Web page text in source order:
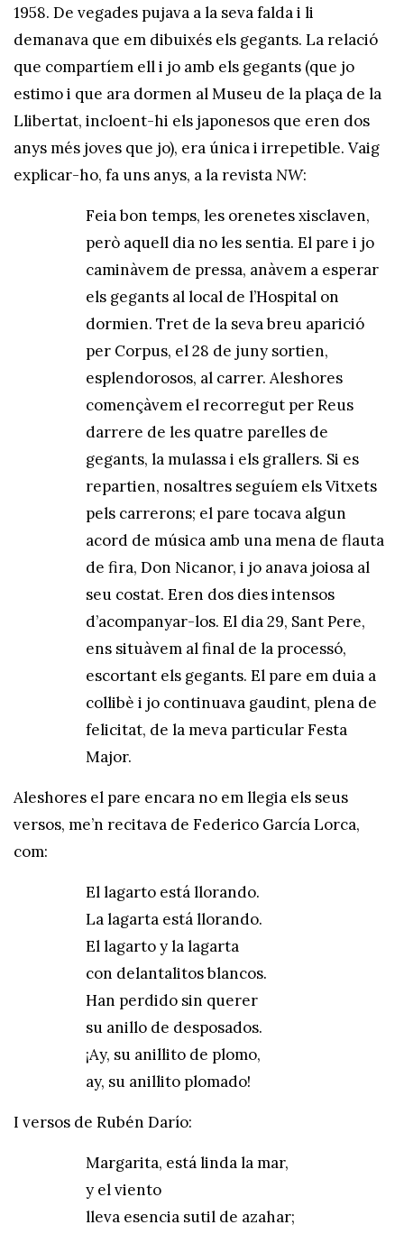
1958. De vegades pujava a la seva falda i li
demanava que em dibuixés els gegants. La relació
que compartíem ell i jo amb els gegants (que jo
estimo i que ara dormen al Museu de la plaça de la
Llibertat, incloent-hi els japonesos que eren dos
anys més joves que jo), era única i irrepetible. Vaig
explicar-ho, fa uns anys, a la revistaNW:
Feia bon temps, les orenetes xisclaven,
però aquell dia no les sentia. El pare i jo
caminàvem de pressa, anàvem a esperar
els gegants al local de l’Hospital on
dormien. Tret de la seva breu aparició
per Corpus, el 28 de juny sortien,
esplendorosos, al carrer. Aleshores
començàvem el recorregut per Reus
darrere de les quatre parelles de
gegants, la mulassa i els grallers. Si es
repartien, nosaltres seguíem els Vitxets
pels carrerons; el pare tocava algun
acord de música amb una mena de flauta
de fira, Don Nicanor, i jo anava joiosa al
seu costat. Eren dos dies intensos
d’acompanyar-los. El dia 29, Sant Pere,
ens situàvem al final de la processó,
escortant els gegants. El pare em duia a
collibè i jo continuava gaudint, plena de
felicitat, de la meva particular Festa
Major.
Aleshores el pare encara no em llegia els seus
versos, me’n recitava de Federico García Lorca,
com:
El lagarto está llorando.
La lagarta está llorando.
El lagarto y la lagarta
con delantalitos blancos.
Han perdido sin querer
su anillo de desposados.
¡Ay, su anillito de plomo,
ay, su anillito plomado!
I versos de Rubén Darío:
Margarita, está linda la mar,
y el viento
lleva esencia sutil de azahar;